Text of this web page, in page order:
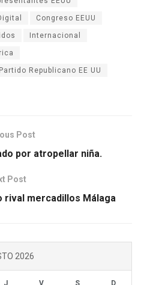
Congreso EEUU
Internacional
Partido Republicano EE UU
Post
por atropellar niña.
Post
rival mercadillos Málaga
2026